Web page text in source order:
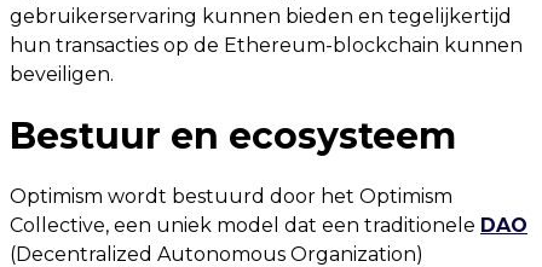
gebruikerservaring kunnen bieden en tegelijkertijd
hun transacties op de Ethereum-blockchain kunnen
beveiligen.
Bestuur en ecosysteem
Optimism wordt bestuurd door het Optimism
Collective, een uniek model dat een traditionele DAO
(Decentralized Autonomous Organization)